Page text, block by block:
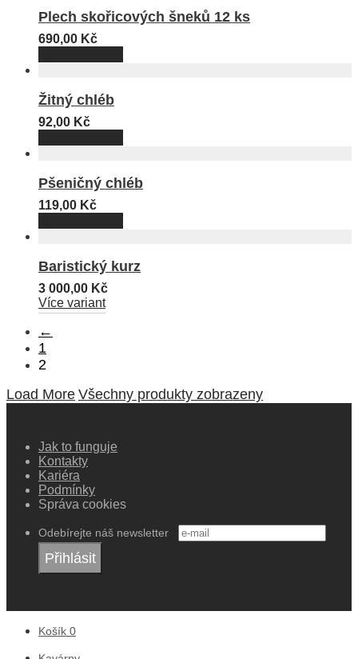
Plech skořicových šneků 12 ks
690,00 Kč
Žitný chléb
92,00 Kč
Pšeničný chléb
119,00 Kč
Baristický kurz
3 000,00 Kč
Více variant
←
1
2
Load More Všechny produkty zobrazeny
Jak to funguje
Kontakty
Kariéra
Podmínky
Správa cookies
Odebírejte náš newsletter
Košík 0